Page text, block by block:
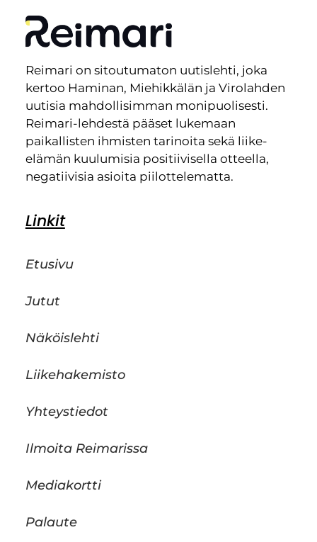
Reimari on sitoutumaton uutislehti, joka
kertoo Haminan, Miehikkälän ja Virolahden
uutisia mahdollisimman monipuolisesti.
Reimari-lehdestä pääset lukemaan
paikallisten ihmisten tarinoita sekä liike-
elämän kuulumisia positiivisella otteella,
negatiivisia asioita piilottelematta.
Linkit
Etusivu
Jutut
Näköislehti
Liikehakemisto
Yhteystiedot
Ilmoita Reimarissa
Mediakortti
Palaute